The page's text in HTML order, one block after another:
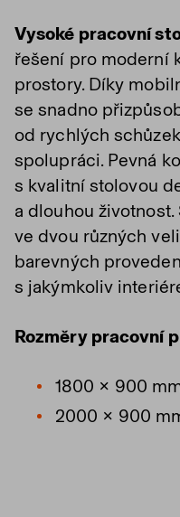
Vysoké pracovní
řešení pro moderní
prostory. Díky
se snadno
od rychlých
spolupráci. Pevná
s kvalitní stolovou
a dlouhou
ve dvou různých
barevných
s jakýmkoliv
Rozměry pracovní
1800 × 900
2000 × 900